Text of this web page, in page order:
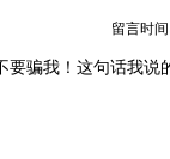
留言时间
要骗我！这句话我说